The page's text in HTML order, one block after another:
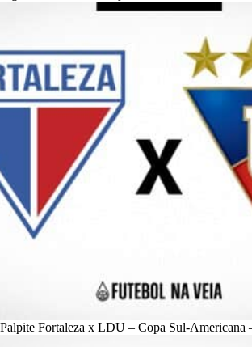
Palpite Fortaleza x LDU – Copa Sul-Americana